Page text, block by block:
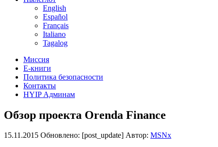
English
Español
Français
Italiano
Tagalog
Миссия
Е-книги
Политика безопасности
Контакты
HYIP Админам
Обзор проекта Orenda Finance
15.11.2015 Обновлено: [post_update] Автор: MSNx